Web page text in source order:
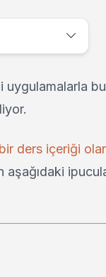
uygulamalarla
ders içeriği